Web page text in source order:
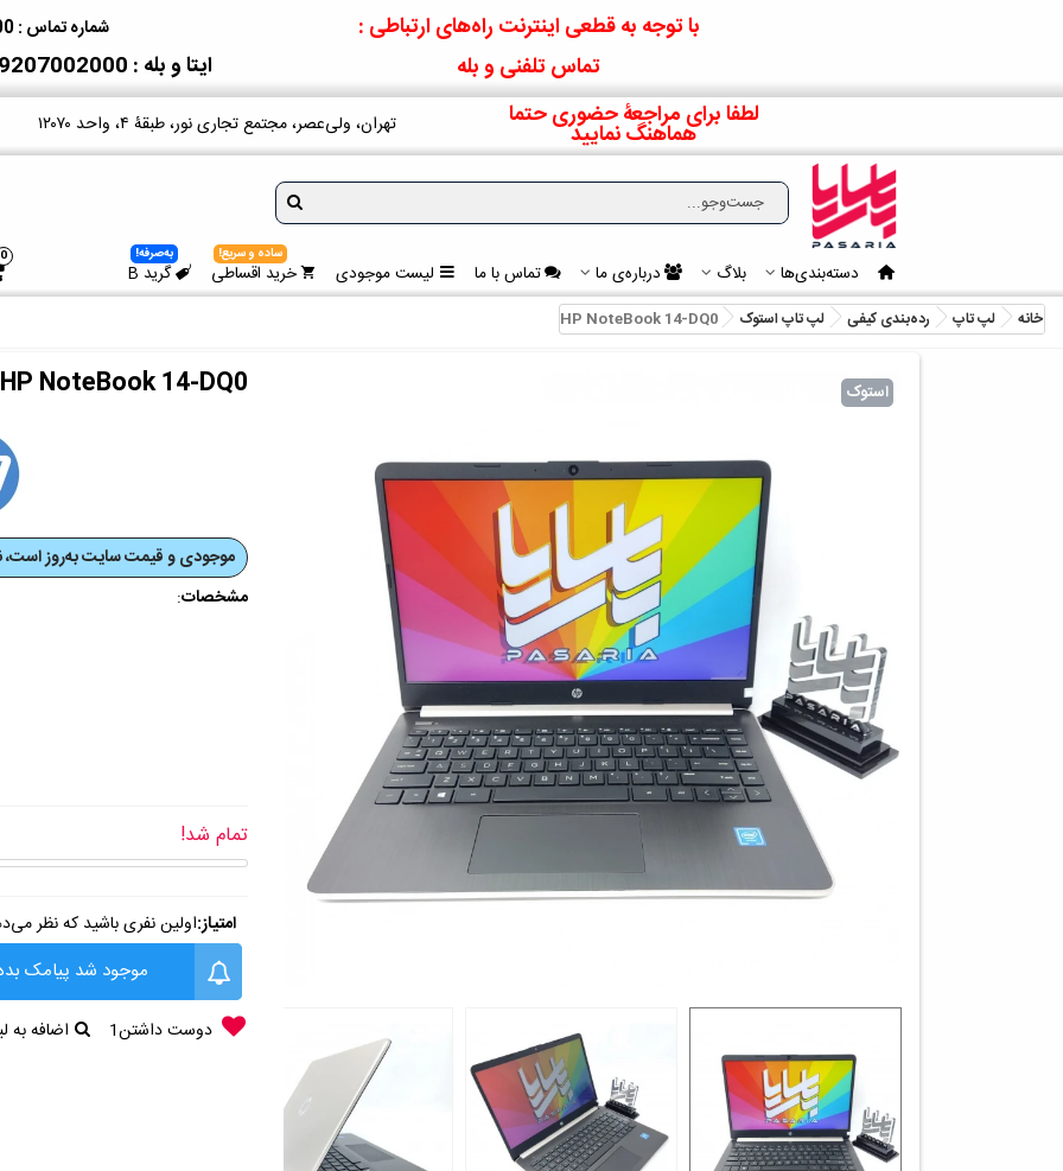
با توجه به قطعی اینترنت راه‌های ارتباطی :
تماس تلفنی و بله
شماره تماس : 09207002000
ایتا و بله : 09207002000
لطفا برای مراجعۀ حضوری حتما
هماهنگ نمایید تهران، ولی‌عصر، مجتمع تجاری نور، طبقۀ ۴، واحد ۱۲۰۷۰
دسته‌بندی‌ها بلاگ درباره‌ی ما تماس با ما لیست موجودی خرید اقساطی
ساده و سریع!
گرید B
به‌صرفه! 0
خانه
لپ تاپ رده‌بندی کیفی لپ‌ تاپ استوک HP NoteBook 14-DQ0
استوک HP NoteBook 14-DQ0
موجودی و قیمت‌ سایت به‌روز است،
مشخصات:
تمام شد!
امتیاز:اولین نفری باشید که نظر
موجود شد پیامک
دوست داشتن1 اضافه